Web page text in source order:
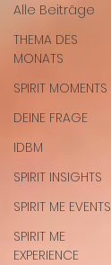
Alle Beiträge
THEMA DES
MONATS
SPIRIT MOMENTS
DEINE FRAGE
IDBM
SPIRIT INSIGHTS
SPIRIT ME EVENTS
SPIRIT ME
EXPERIENCE